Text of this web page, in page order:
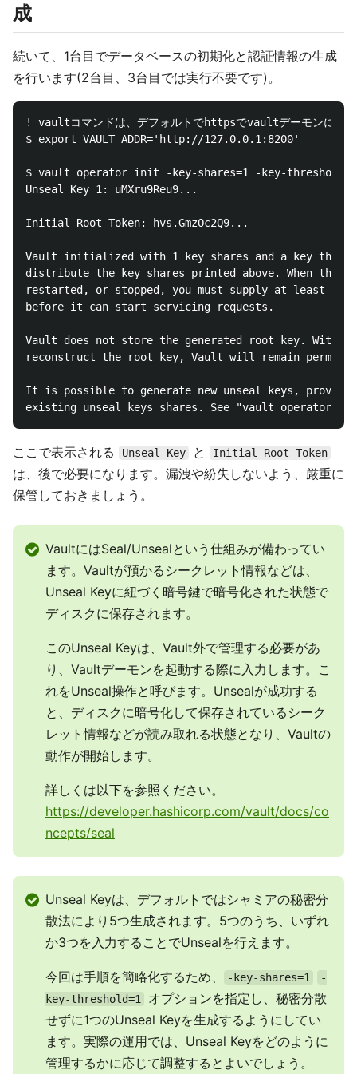
成
続いて、1台目でデータベースの初期化と認証情報の生成
を行います(2台目、3台目では実行不要です)。
! vaultコマンドは、デフォルトでhttpsでvaultデーモンにリ
$ export VAULT_ADDR='http://127.0.0.1:8200'
$ vault operator init -key-shares=1 -key-threshold=1
Unseal Key 1: uMXru9Reu9...
Initial Root Token: hvs.GmzOc2Q9...
Vault initialized with 1 key shares and a key
distribute the key shares printed above. When the
restarted, or stopped, you must supply at least 1
before it can start servicing requests.
Vault does not store the generated root key.
reconstruct the root key, Vault will remain
It is possible to generate new unseal keys, provided
ここで表示される Unseal Key と Initial Root Token
は、後で必要になります。漏洩や紛失しないよう、厳重に
保管しておきましょう。
VaultにはSeal/Unsealという仕組みが備わってい
ます。Vaultが預かるシークレット情報などは、
Unseal Keyに紐づく暗号鍵で暗号化された状態で
ディスクに保存されます。
このUnseal Keyは、Vault外で管理する必要があ
り、Vaultデーモンを起動する際に入力します。こ
れをUnseal操作と呼びます。Unsealが成功する
と、ディスクに暗号化して保存されているシーク
レット情報などが読み取れる状態となり、Vaultの
動作が開始します。
詳しくは以下を参照ください。
https://developer.hashicorp.com/vault/docs/co
ncepts/seal
Unseal Keyは、デフォルトではシャミアの秘密分
散法により5つ生成されます。5つのうち、いずれ
か3つを入力することでUnsealを行えます。
今回は手順を簡略化するため、 -key-shares=1
-
key-threshold=1
オプションを指定し、秘密分散
せずに1つのUnseal Keyを生成するようにしてい
ます。実際の運用では、Unseal Keyをどのように
管理するかに応じて調整するとよいでしょう。